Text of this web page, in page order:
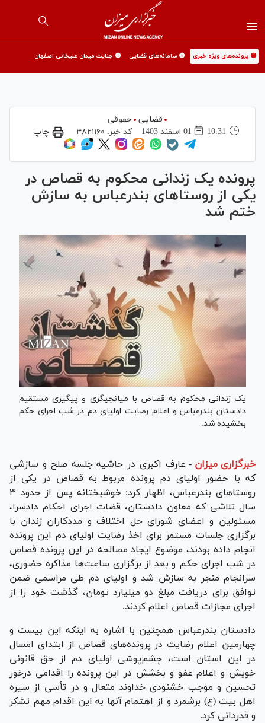
🟡 پرونده‌های ویژه خبری 🟡 سامانه‌های قضایی 🟡 جنایت میدان علیخانی اصفهان
قضایی حقوقی
10:31
01 اسفند 1403 کد خبر: ۴۸۲۱۱۶۰ چاپ
پرونده یک زندانی محکوم به قصاص در
یکی از روستا‌های بندرعباس به سازش
ختم شد
یک زندانی محکوم به قصاص با میانجیگری و پیگیری مستقیم
دادستان بندرعباس و اعلام رضایت اولیای دم در شب اجرای حکم
بخشیده شد.
خبرگزاری میزان - عارف اکبری در حاشیه جلسه‌ صلح و سازشی
که با حضور اولیای دم پرونده مربوط به قصاص در یکی از
روستا‌های بندرعباس، اظهار کرد: خوشبختانه پس از حدود ۳
سال تلاشی که معاون دادستان، قضات اجرای احکام دادسرا،
مسئولین و اعضای شورای حل اختلاف و مددکاران زندان با
برگزاری جلسات مستمر برای اخذ رضایت اولیای دم این پرونده
انجام داده بودند، موضوع ایجاد مصالحه در این پرونده قصاص
در شب اجرای حکم و بعد از برگزاری ساعت‌ها مذاکره حضوری،
سرانجام منجر به سازش شد و اولیای دم طی مراسمی ضمن
توافق برای دریافت مبلغ دو میلیارد تومان، گذشت خود را از
اجرای مجازات قصاص اعلام کردند.
دادستان بندرعباس همچنین با اشاره به اینکه این بیست و
چهارمین اعلام رضایت در پرونده‌های قصاص از ابتدای امسال
در این استان است، چشم‌پوشی اولیای دم از حق قانونی
خویش و اعلام عفو و بخشش در این پرونده را اقدامی درخور
تحسین و موجب خشنودی خداوند متعال و در تأسی از سیره
اهل بیت (ع) برشمرد و از اهتمام آنها به این اقدام مهم تشکر
و قدردانی کرد.